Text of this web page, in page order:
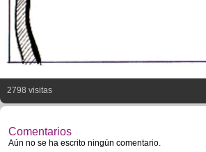
2798 visitas
Comentarios
Aún no se ha escrito ningún comentario.